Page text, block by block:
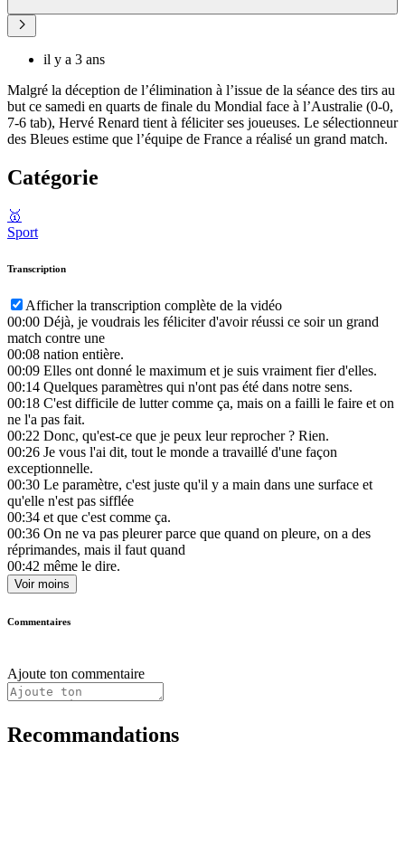
il y a 3 ans
Malgré la déception de l’élimination à l’issue de la séance des tirs au
but ce samedi en quarts de finale du Mondial face à l’Australie (0-0,
7-6 tab), Hervé Renard tient à féliciter ses joueuses. Le sélectionneur
des Bleues estime que l’équipe de France a réalisé un grand match.
Catégorie
🥇
Sport
Transcription
Afficher la transcription complète de la vidéo
00:00 Déjà, je voudrais les féliciter d'avoir réussi ce soir un grand
match contre une
00:08 nation entière.
00:09 Elles ont donné le maximum et je suis vraiment fier d'elles.
00:14 Quelques paramètres qui n'ont pas été dans notre sens.
00:18 C'est difficile de lutter comme ça, mais on a failli le faire et on
ne l'a pas fait.
00:22 Donc, qu'est-ce que je peux leur reprocher ? Rien.
00:26 Je vous l'ai dit, tout le monde a travaillé d'une façon
exceptionnelle.
00:30 Le paramètre, c'est juste qu'il y a main dans une surface et
qu'elle n'est pas sifflée
00:34 et que c'est comme ça.
00:36 On ne va pas pleurer parce que quand on pleure, on a des
réprimandes, mais il faut quand
00:42 même le dire.
Voir moins
Commentaires
Ajoute ton commentaire
Recommandations